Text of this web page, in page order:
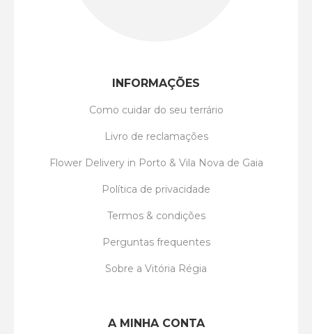
INFORMAÇÕES
Como cuidar do seu terrário
Livro de reclamações
Flower Delivery in Porto & Vila Nova de Gaia
Política de privacidade
Termos & condições
Perguntas frequentes
Sobre a Vitória Régia
A MINHA CONTA